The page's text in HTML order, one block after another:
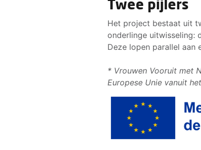
Twee pijlers
Het project bestaat uit
onderlinge uitwisseling:
Deze lopen parallel aan
* Vrouwen Vooruit met
Europese Unie vanuit